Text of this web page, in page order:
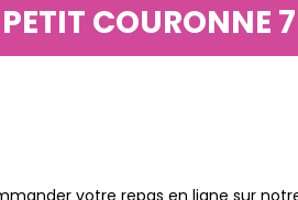
COURONNE
votre repas en ligne sur